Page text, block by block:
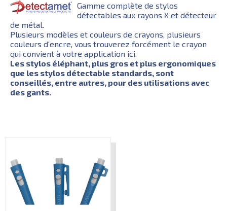
Gamme complète de stylos
détectables aux rayons X et détecteur
de métal.
Plusieurs modèles et couleurs de crayons, plusieurs
couleurs d'encre, vous trouverez forcément le crayon
qui convient à votre application ici.
Les stylos éléphant, plus gros et plus ergonomiques
que les stylos détectable standards, sont
conseillés, entre autres, pour des utilisations avec
des gants.